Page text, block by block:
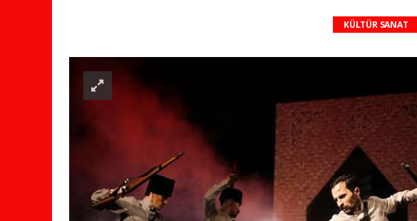
KÜLTÜR SANAT